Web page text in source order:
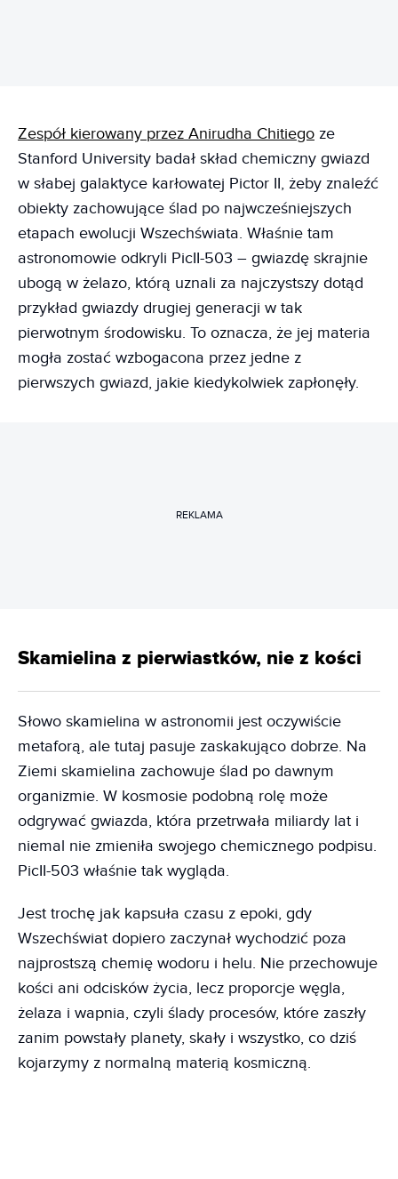
Zespół kierowany przez Anirudha Chitiego ze
Stanford University badał skład chemiczny gwiazd
w słabej galaktyce karłowatej Pictor II, żeby znaleźć
obiekty zachowujące ślad po najwcześniejszych
etapach ewolucji Wszechświata. Właśnie tam
astronomowie odkryli PicII-503 – gwiazdę skrajnie
ubogą w żelazo, którą uznali za najczystszy dotąd
przykład gwiazdy drugiej generacji w tak
pierwotnym środowisku. To oznacza, że jej materia
mogła zostać wzbogacona przez jedne z
pierwszych gwiazd, jakie kiedykolwiek zapłonęły.
REKLAMA
Skamielina z pierwiastków, nie z kości
Słowo skamielina w astronomii jest oczywiście
metaforą, ale tutaj pasuje zaskakująco dobrze. Na
Ziemi skamielina zachowuje ślad po dawnym
organizmie. W kosmosie podobną rolę może
odgrywać gwiazda, która przetrwała miliardy lat i
niemal nie zmieniła swojego chemicznego podpisu.
PicII-503 właśnie tak wygląda.
Jest trochę jak kapsuła czasu z epoki, gdy
Wszechświat dopiero zaczynał wychodzić poza
najprostszą chemię wodoru i helu. Nie przechowuje
kości ani odcisków życia, lecz proporcje węgla,
żelaza i wapnia, czyli ślady procesów, które zaszły
zanim powstały planety, skały i wszystko, co dziś
kojarzymy z normalną materią kosmiczną.